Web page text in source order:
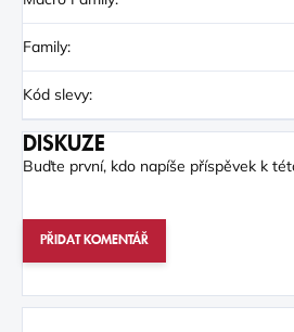
Family:
Kód slevy:
DISKUZE
Buďte první, kdo napíše příspěvek k
PŘIDAT KOMENTÁŘ